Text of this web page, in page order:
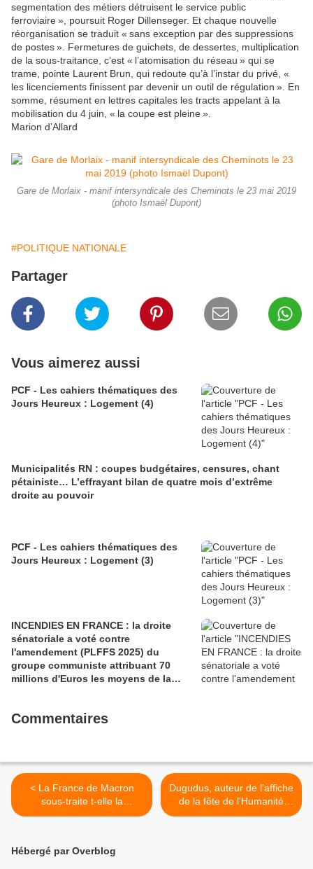
segmentation des métiers détruisent le service public
ferroviaire », poursuit Roger Dillenseger. Et chaque nouvelle
réorganisation se traduit « sans exception par des suppressions
de postes ». Fermetures de guichets, de dessertes, multiplication
de la sous-traitance, c’est « l’atomisation du réseau » qui se
trame, pointe Laurent Brun, qui redoute qu’à l’instar du privé, «
les licenciements finissent par devenir un outil de régulation ». En
somme, résument en lettres capitales les tracts appelant à la
mobilisation du 4 juin, « la coupe est pleine ».
Marion d’Allard
Gare de Morlaix - manif intersyndicale des Cheminots le 23 mai 2019
(photo Ismaël Dupont)
#POLITIQUE NATIONALE
Partager
Vous aimerez aussi
PCF - Les cahiers thématiques des
Jours Heureux : Logement (4)
Municipalités RN : coupes budgétaires, censures, chant
pétainiste… L’effrayant bilan de quatre mois d’extrême
droite au pouvoir
PCF - Les cahiers thématiques des
Jours Heureux : Logement (3)
INCENDIES EN FRANCE : la droite
sénatoriale a voté contre
l'amendement (PLFFS 2025) du
groupe communiste attribuant 70
millions d'Euros les moyens de la
Commentaires
< La France de Macron
sous-traite t-elle la
condamnation à mort des
d’un crime ne justifie pas
Dugudus, auteur de l'affiche
de la fête de l'Humanité
2019: vers de nouveaux
Hébergé par Overblog